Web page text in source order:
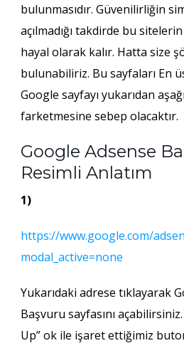
bulunmasıdır. Güvenilirliğin
açılmadığı takdirde bu
hayal olarak kalır. Hatta size
bulunabiliriz. Bu sayfaları En
Google sayfayı yukarıdan
farketmesine sebep olacaktır.
Google Adsense
Resimli Anlatım
1)
https://www.google.com/
modal_active=none
Yukarıdaki adrese tıklayarak
Başvuru sayfasını
Up” ok ile işaret ettiğimiz